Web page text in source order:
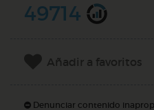
49714
Añadir a favoritos
Denunciar contenido